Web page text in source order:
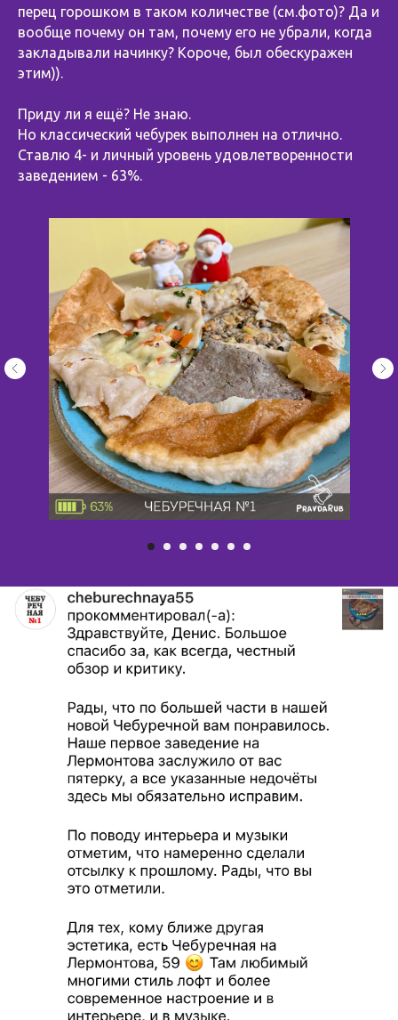
перец горошком в таком количестве (см.фото)? Да и
вообще почему он там, почему его не убрали, когда
закладывали начинку? Короче, был обескуражен
этим)).
Приду ли я ещё? Не знаю.
Но классический чебурек выполнен на отлично.
Ставлю 4- и личный уровень удовлетворенности
заведением - 63%.